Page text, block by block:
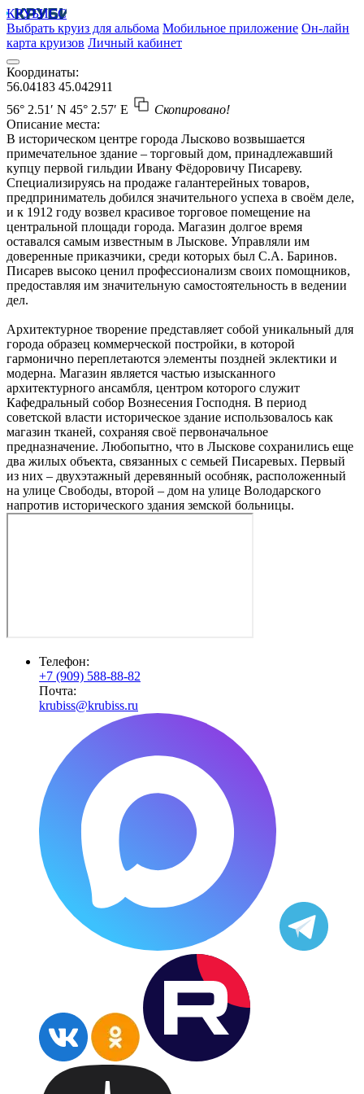
КРУБИСС
Выбрать круиз для альбома Мобильное приложение Он-лайн
карта круизов Личный кабинет
Координаты:
56.04183 45.042911
56° 2.51′ N 45° 2.57′ E
Скопировано!
Описание места:
В историческом центре города Лысково возвышается
примечательное здание – торговый дом, принадлежавший
купцу первой гильдии Ивану Фёдоровичу Писареву.
Специализируясь на продаже галантерейных товаров,
предприниматель добился значительного успеха в своём деле,
и к 1912 году возвел красивое торговое помещение на
центральной площади города. Магазин долгое время
оставался самым известным в Лыскове. Управляли им
доверенные приказчики, среди которых был С.А. Баринов.
Писарев высоко ценил профессионализм своих помощников,
предоставляя им значительную самостоятельность в ведении
дел.
Архитектурное творение представляет собой уникальный для
города образец коммерческой постройки, в которой
гармонично переплетаются элементы поздней эклектики и
модерна. Магазин является частью изысканного
архитектурного ансамбля, центром которого служит
Кафедральный собор Вознесения Господня. В период
советской власти историческое здание использовалось как
магазин тканей, сохраняя своё первоначальное
предназначение. Любопытно, что в Лыскове сохранились еще
два жилых объекта, связанных с семьей Писаревых. Первый
из них – двухэтажный деревянный особняк, расположенный
на улице Свободы, второй – дом на улице Володарского
напротив исторического здания земской больницы.
Телефон:
+7 (909) 588-88-82
Почта:
krubiss@krubiss.ru